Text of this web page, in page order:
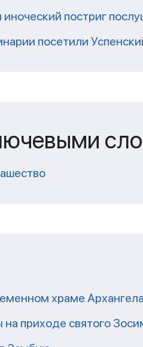
постриг
посетили
храме
приходе святого